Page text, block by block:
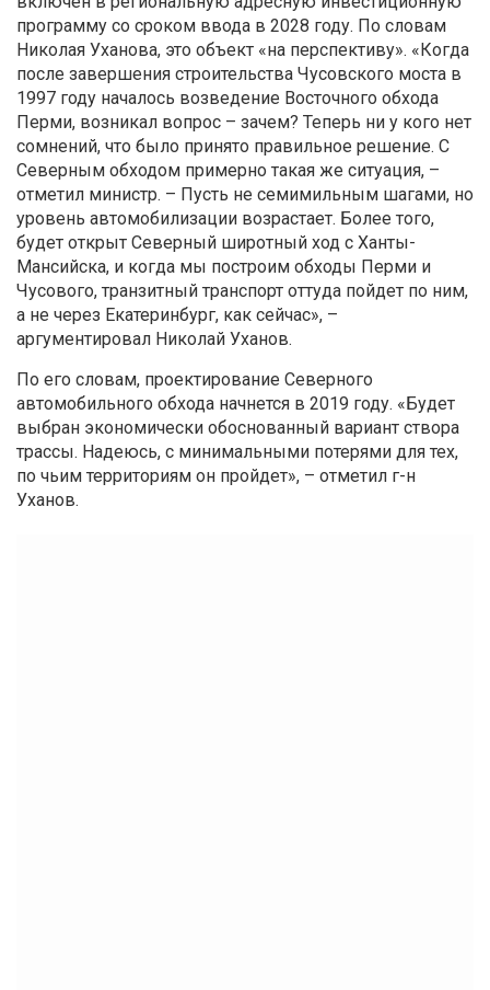
программу со сроком ввода в 2028 году. По словам
Николая Уханова, это объект «на перспективу». «Когда
после завершения строительства Чусовского моста в
1997 году началось возведение Восточного обхода
Перми, возникал вопрос – зачем? Теперь ни у кого нет
сомнений, что было принято правильное решение. С
Северным обходом примерно такая же ситуация, –
отметил министр. – Пусть не семимильным шагами, но
уровень автомобилизации возрастает. Более того,
будет открыт Северный широтный ход с Ханты-
Мансийска, и когда мы построим обходы Перми и
Чусового, транзитный транспорт оттуда пойдет по ним,
а не через Екатеринбург, как сейчас», –
аргументировал Николай Уханов.
По его словам, проектирование Северного
автомобильного обхода начнется в 2019 году. «Будет
выбран экономически обоснованный вариант створа
трассы. Надеюсь, с минимальными потерями для тех,
по чьим территориям он пройдет», – отметил г-н
Уханов.